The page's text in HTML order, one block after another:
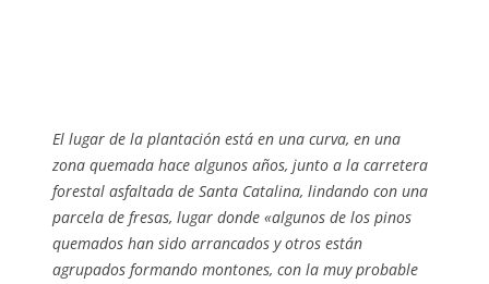
El lugar de la plantación está en una curva, en una
zona quemada hace algunos años, junto a la carretera
forestal asfaltada de Santa Catalina, lindando con una
parcela de fresas, lugar donde «algunos de los pinos
quemados han sido arrancados y otros están
agrupados formando montones, con la muy probable